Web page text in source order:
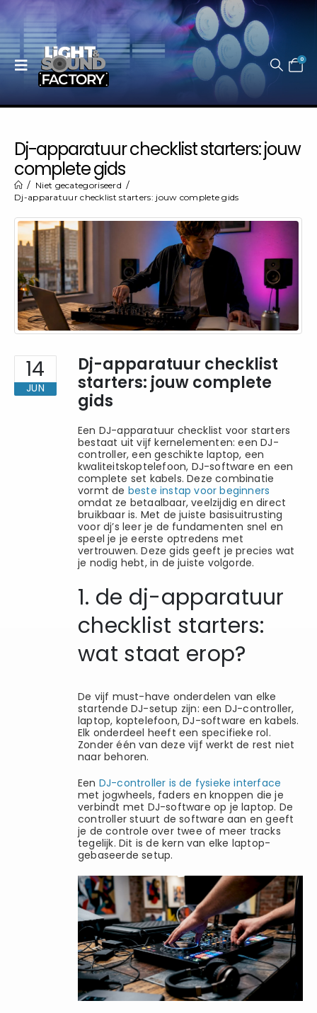
0
Dj-apparatuur checklist starters: jouw
complete gids
Niet gecategoriseerd
Dj-apparatuur checklist starters: jouw complete gids
14
JUN
Dj-apparatuur checklist
starters: jouw complete
gids
Een DJ-apparatuur checklist voor starters
bestaat uit vijf kernelementen: een DJ-
controller, een geschikte laptop, een
kwaliteitskoptelefoon, DJ-software en een
complete set kabels. Deze combinatie
vormt de beste instap voor beginners
omdat ze betaalbaar, veelzijdig en direct
bruikbaar is. Met de juiste basisuitrusting
voor dj’s leer je de fundamenten snel en
speel je je eerste optredens met
vertrouwen. Deze gids geeft je precies wat
je nodig hebt, in de juiste volgorde.
1. de dj-apparatuur
checklist starters:
wat staat erop?
De vijf must-have onderdelen van elke
startende DJ-setup zijn: een DJ-controller,
laptop, koptelefoon, DJ-software en kabels.
Elk onderdeel heeft een specifieke rol.
Zonder één van deze vijf werkt de rest niet
naar behoren.
Een DJ-controller is de fysieke interface
met jogwheels, faders en knoppen die je
verbindt met DJ-software op je laptop. De
controller stuurt de software aan en geeft
je de controle over twee of meer tracks
tegelijk. Dit is de kern van elke laptop-
gebaseerde setup.